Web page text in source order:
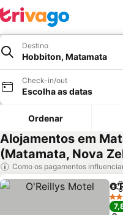
Destino
Hobbiton, Matamata
Check-in/out
Escolha as datas
Ordenar
Alojamentos em
(Matamata, Nova
Como os pagamentos
3